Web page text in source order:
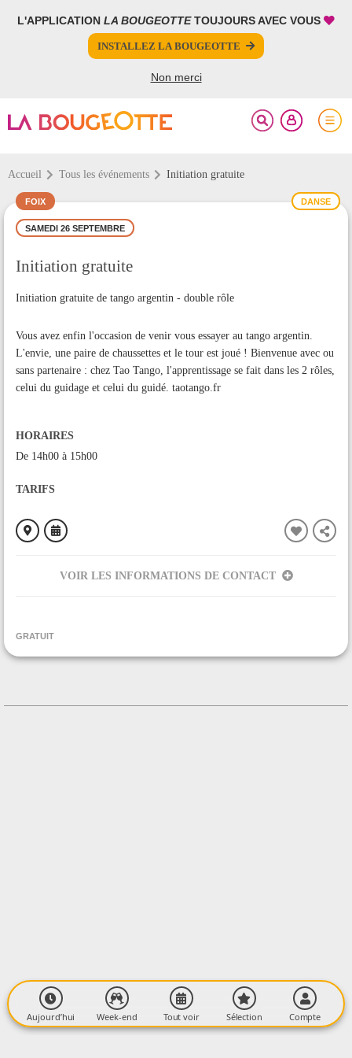
L'APPLICATION LA BOUGEOTTETOUJOURS AVEC VOUS
INSTALLEZ LA BOUGEOTTE
Non merci
Accueil Tous les événements Initiation gratuite
DANSE
FOIX
SAMEDI 26 SEPTEMBRE
Initiation gratuite
Initiation gratuite de tango argentin - double rôle
Vous avez enfin l'occasion de venir vous essayer au tango argentin.
L'envie, une paire de chaussettes et le tour est joué ! Bienvenue avec ou
sans partenaire : chez Tao Tango, l'apprentissage se fait dans les 2 rôles,
celui du guidage et celui du guidé. taotango.fr
HORAIRES
De 14h00 à 15h00
TARIFS
VOIR LES INFORMATIONS DE CONTACT
GRATUIT
FERMER
PARTAGER
Aujourd’hui Week-end Tout voir Sélection Compte
FERMER
Votre inscription à la newsletter a été effectuée.